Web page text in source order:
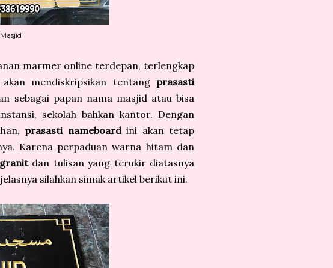
marmer online terdepan, terlengkap
mendiskripsikan tentang prasasti
sebagai papan nama masjid atau bisa
sekolah bahkan kantor. Dengan
prasasti nameboardini akan tetap
Karena perpaduan warna hitam dan
dan tulisan yang terukir diatasnya
silahkan simak artikel berikut ini.